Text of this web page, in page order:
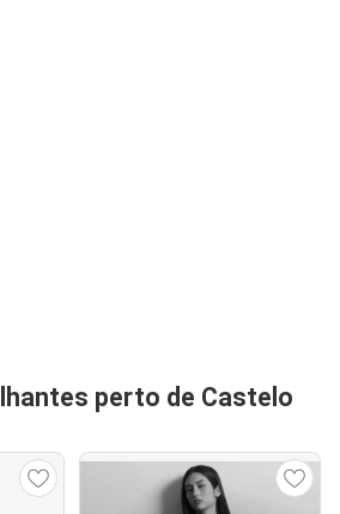
perto de Castelo